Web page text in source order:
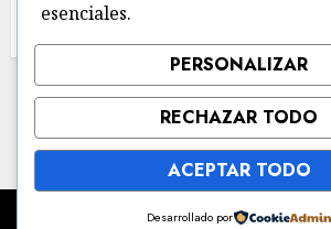
LEER MÁS
Paginación
de
entradas
Anterior 1 2 3 4 5 6
Siguiente
Copyright © Todos los derechos
esenciales.
PERSONALIZAR
RECHAZAR TODO
ACEPTAR TODO
Desarrollado por